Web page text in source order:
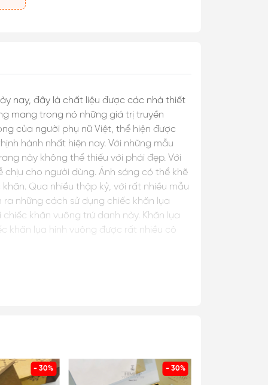
nay, đây là chất liệu được các nhà thiết
mang trong nó những giá trị truyền
của người phụ nữ Việt, thể hiện được
hành nhất hiện nay. Với những mẫu
này không thể thiếu với phái đẹp. Với
cho người dùng. Ánh sáng có thể khẽ
Qua nhiều thập kỷ, với rất nhiều mẫu
những cách sử dụng chiếc khăn lụa
khăn vuông trứ danh này. Khăn lụa
khăn lụa hình vuông được rất nhiều cô
con gái. Khăn lụa buộc tóc: Khăn
cọ xát mạnh dẫn đến hư tổn mà còn
đáo của một cô gái trưởng thành. Khăn
thường rất yêu thích việc lựa chọn những
- 30% - 30%